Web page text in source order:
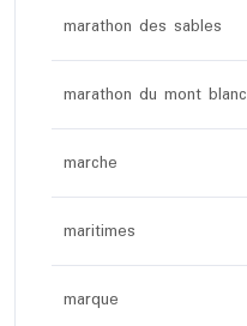
marathon des sables
marathon du mont blanc
marche
maritimes
marque